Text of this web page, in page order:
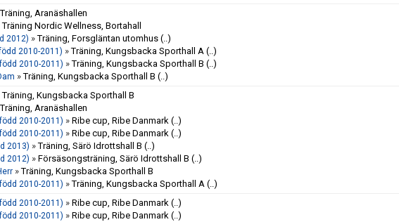
Träning, Aranäshallen
Träning Nordic Wellness, Bortahall
2012) »Träning, Forsgläntan utomhus (..)
2010-2011) »Träning, Kungsbacka Sporthall A (..)
2010-2011) »Träning, Kungsbacka Sporthall B (..)
»Träning, Kungsbacka Sporthall B (..)
Träning, Kungsbacka Sporthall B
Träning, Aranäshallen
2010-2011) » Ribe cup, Ribe Danmark (..)
2010-2011) » Ribe cup, Ribe Danmark (..)
2013) »Träning, Särö Idrottshall B (..)
2012) » Försäsongsträning, Särö Idrottshall B (..)
»Träning, Kungsbacka Sporthall B
2010-2011) »Träning, Kungsbacka Sporthall A (..)
2010-2011) » Ribe cup, Ribe Danmark (..)
2010-2011) » Ribe cup, Ribe Danmark (..)